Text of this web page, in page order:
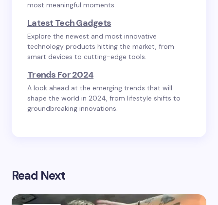
most meaningful moments.
Latest Tech Gadgets
Explore the newest and most innovative
technology products hitting the market, from
smart devices to cutting-edge tools.
Trends For 2024
A look ahead at the emerging trends that will
shape the world in 2024, from lifestyle shifts to
groundbreaking innovations.
Read Next